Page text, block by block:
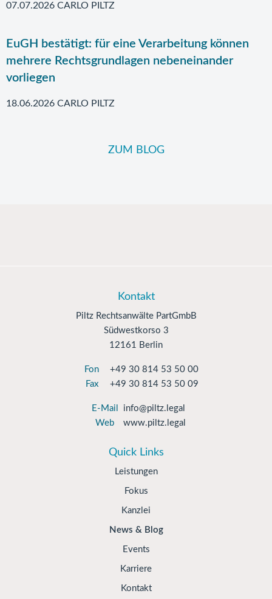
07.07.2026 CARLO PILTZ
EuGH bestätigt: für eine Verarbeitung können
mehrere Rechtsgrundlagen nebeneinander
vorliegen
18.06.2026 CARLO PILTZ
ZUM BLOG
Kontakt
Piltz Rechtsanwälte PartGmbB
Südwestkorso 3
12161 Berlin
Fon
+49 30 814 53 50 00
Fax
+49 30 814 53 50 09
E-Mail
info@piltz.legal
Web
www.piltz.legal
Quick Links
Leistungen
Fokus
Kanzlei
News & Blog
Events
Karriere
Kontakt